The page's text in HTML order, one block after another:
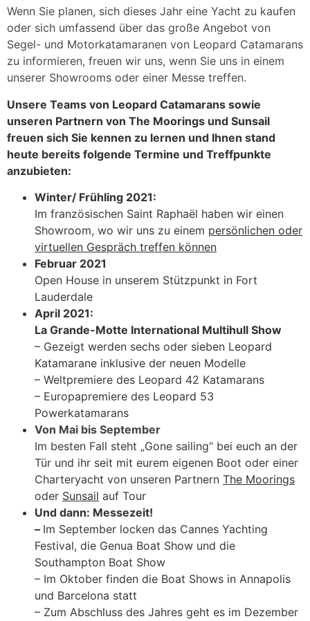
Wenn Sie planen, sich dieses Jahr eine Yacht zu kaufen
oder sich umfassend über das große Angebot von
Segel- und Motorkatamaranen von Leopard Catamarans
zu informieren, freuen wir uns, wenn Sie uns in einem
unserer Showrooms oder einer Messe treffen.
Unsere Teams von Leopard Catamarans sowie
unseren Partnern von The Moorings und Sunsail
freuen sich Sie kennen zu lernen und Ihnen stand
heute bereits folgende Termine und Treffpunkte
anzubieten:
Winter/ Frühling 2021:
Im französischen Saint Raphaël haben wir einen
Showroom, wo wir uns zu einem persönlichen oder
virtuellen Gespräch treffen können
Februar 2021
Open House in unserem Stützpunkt in Fort
Lauderdale
April 2021:
La Grande-Motte International Multihull Show
– Gezeigt werden sechs oder sieben Leopard
Katamarane inklusive der neuen Modelle
– Weltpremiere des Leopard 42 Katamarans
– Europapremiere des Leopard 53
Powerkatamarans
Von Mai bis September
Im besten Fall steht „Gone sailing“ bei euch an der
Tür und ihr seit mit eurem eigenen Boot oder einer
Charteryacht von unseren Partnern The Moorings
oder Sunsail auf Tour
Und dann: Messezeit!
– Im September locken das Cannes Yachting
Festival, die Genua Boat Show und die
Southampton Boat Show
– Im Oktober finden die Boat Shows in Annapolis
und Barcelona statt
– Zum Abschluss des Jahres geht es im Dezember